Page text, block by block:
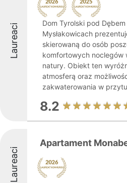
Laureaci
Dom Tyrolski pod
Mysłakowicach
skierowaną do osób
komfortowych noclegów
natury. Obiekt ten
atmosferą oraz
zakwaterowania w
8.2
Laureaci
Apartament